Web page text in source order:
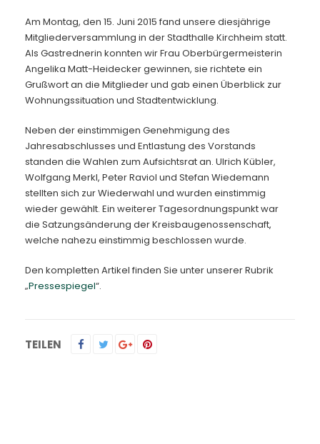
Am Montag, den 15. Juni 2015 fand unsere diesjährige
Mitgliederversammlung in der Stadthalle Kirchheim statt.
Als Gastrednerin konnten wir Frau Oberbürgermeisterin
Angelika Matt-Heidecker gewinnen, sie richtete ein
Grußwort an die Mitglieder und gab einen Überblick zur
Wohnungssituation und Stadtentwicklung.
Neben der einstimmigen Genehmigung des
Jahresabschlusses und Entlastung des Vorstands
standen die Wahlen zum Aufsichtsrat an. Ulrich Kübler,
Wolfgang Merkl, Peter Raviol und Stefan Wiedemann
stellten sich zur Wiederwahl und wurden einstimmig
wieder gewählt. Ein weiterer Tagesordnungspunkt war
die Satzungsänderung der Kreisbaugenossenschaft,
welche nahezu einstimmig beschlossen wurde.
Den kompletten Artikel finden Sie unter unserer Rubrik
„Pressespiegel“.
TEILEN